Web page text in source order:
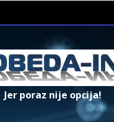
Jer poraz nije opcija!